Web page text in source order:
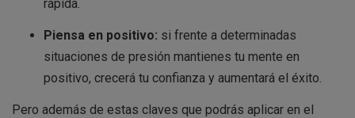
rápida.
Piensa en positivo: si frente a determinadas
situaciones de presión mantienes tu mente en
positivo, crecerá tu confianza y aumentará el éxito.
Pero además de estas claves que podrás aplicar en el